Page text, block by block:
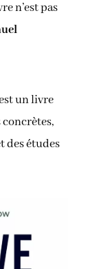
n’est pas
un livre
concrètes,
des études